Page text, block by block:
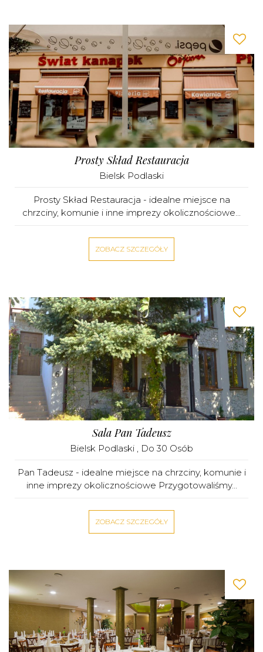
Prosty Skład Restauracja
Bielsk Podlaski
Prosty Skład Restauracja - idealne miejsce na
chrzciny, komunie i inne imprezy okolicznościowe...
ZOBACZ SZCZEGÓŁY
Sala Pan Tadeusz
Bielsk Podlaski , Do 30 Osób
Pan Tadeusz - idealne miejsce na chrzciny, komunie i
inne imprezy okolicznościowe Przygotowaliśmy...
ZOBACZ SZCZEGÓŁY